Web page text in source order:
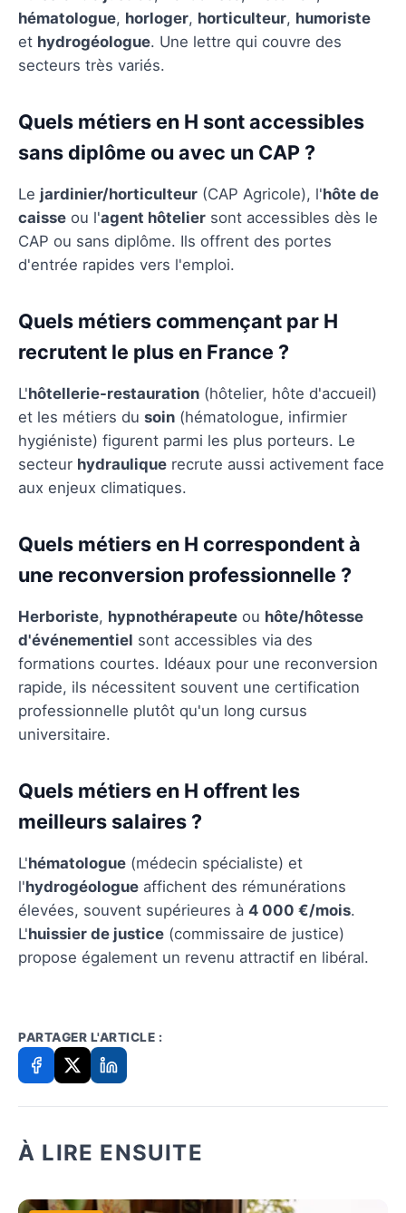
hématologue, horloger, horticulteur, humoriste
et hydrogéologue. Une lettre qui couvre des
secteurs très variés.
Quels métiers en H sont accessibles
sans diplôme ou avec un CAP ?
Le jardinier/horticulteur (CAP Agricole), l'hôte de
caisse ou l'agent hôtelier sont accessibles dès le
CAP ou sans diplôme. Ils offrent des portes
d'entrée rapides vers l'emploi.
Quels métiers commençant par H
recrutent le plus en France ?
L'hôtellerie-restauration (hôtelier, hôte d'accueil)
et les métiers du soin (hématologue, infirmier
hygiéniste) figurent parmi les plus porteurs. Le
secteur hydraulique recrute aussi activement face
aux enjeux climatiques.
Quels métiers en H correspondent à
une reconversion professionnelle ?
Herboriste, hypnothérapeute ou hôte/hôtesse
d'événementiel sont accessibles via des
formations courtes. Idéaux pour une reconversion
rapide, ils nécessitent souvent une certification
professionnelle plutôt qu'un long cursus
universitaire.
Quels métiers en H offrent les
meilleurs salaires ?
L'hématologue (médecin spécialiste) et
l'hydrogéologue affichent des rémunérations
élevées, souvent supérieures à 4 000 €/mois.
L'huissier de justice (commissaire de justice)
propose également un revenu attractif en libéral.
PARTAGER L'ARTICLE :
À LIRE ENSUITE